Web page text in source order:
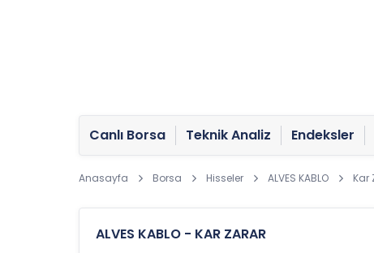
Canlı Borsa Teknik Analiz Endeksler
Anasayfa Borsa Hisseler ALVES KABLO Kar
ALVES KABLO - KAR ZARAR